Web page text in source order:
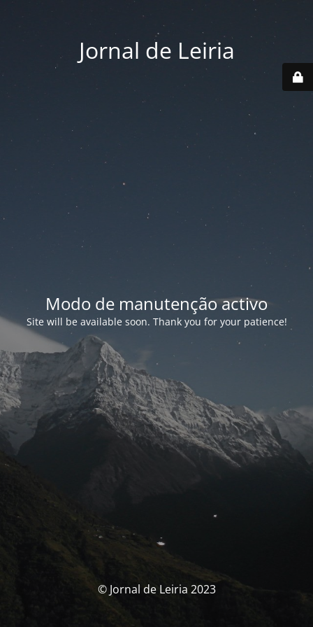
Jornal de Leiria
Modo de manutenção activo
Site will be available soon. Thank you for your patience!
© Jornal de Leiria 2023